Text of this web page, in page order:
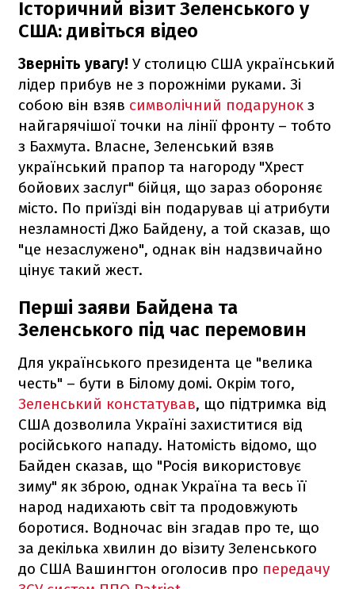
Історичний візит Зеленського у
США: дивіться відео
Зверніть увагу! У столицю США український
лідер прибув не з порожніми руками. Зі
собою він взяв символічний подарунок з
найгарячішої точки на лінії фронту – тобто
з Бахмута. Власне, Зеленський взяв
український прапор та нагороду "Хрест
бойових заслуг" бійця, що зараз обороняє
місто. По приїзді він подарував ці атрибути
незламності Джо Байдену, а той сказав, що
"це незаслужено", однак він надзвичайно
цінує такий жест.
Перші заяви Байдена та
Зеленського під час перемовин
Для українського президента це "велика
честь" – бути в Білому домі. Окрім того,
Зеленський констатував, що підтримка від
США дозволила Україні захиститися від
російського нападу. Натомість відомо, що
Байден сказав, що "Росія використовує
зиму" як зброю, однак Україна та весь її
народ надихають світ та продовжують
боротися. Водночас він згадав про те, що
за декілька хвилин до візиту Зеленського
до США Вашингтон оголосив про передачу